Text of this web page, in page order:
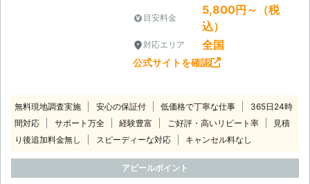
目安料金
5,800円～（税
込）
対応エリア 全国
公式サイトを確認
無料現地調査実施 安心の保証付 低価格で丁寧な仕事
365日24時
間対応
サポート万全 経験豊富 ご好評・高いリピート率
見積
り後追加料金無し
スピーディーな対応 キャンセル料なし
アピールポイント